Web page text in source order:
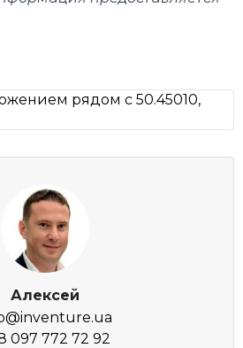
Алексей
097 772 72 92